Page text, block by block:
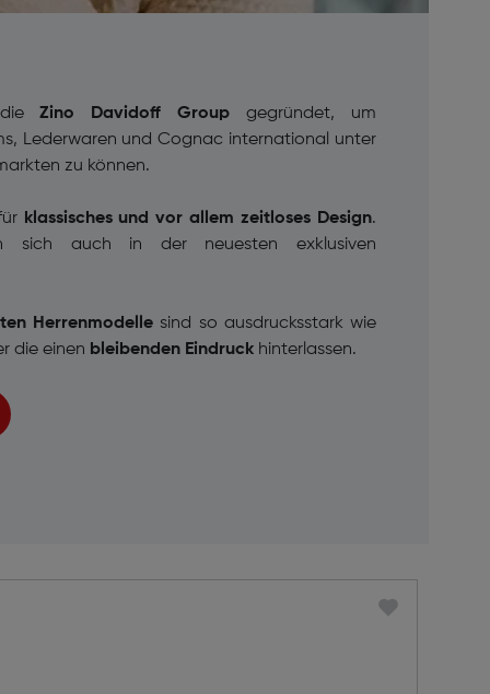
Zino Davidoff Group gegründet, um
Lederwaren und Cognac international unter
zu können.
klassisches und vor allem zeitloses Design.
sich auch in der neuesten exklusiven
Herrenmodelle sind so ausdrucksstark wie
die einen bleibenden Eindruck hinterlassen.